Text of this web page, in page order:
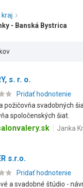
- Banská Bystrica
s. r. o.
Pridať hodnotenie
požičovňa svadobných
spoločenských šiat.
Janka
s.r.o.
Pridať hodnotenie
a svadobné štúdio -